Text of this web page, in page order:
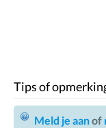
Tips of
Meld je aanof